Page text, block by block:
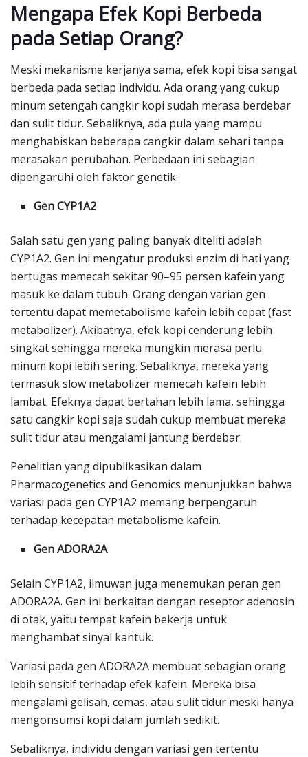
Mengapa Efek Kopi Berbeda
pada Setiap Orang?
Meski mekanisme kerjanya sama, efek kopi bisa sangat
berbeda pada setiap individu. Ada orang yang cukup
minum setengah cangkir kopi sudah merasa berdebar
dan sulit tidur. Sebaliknya, ada pula yang mampu
menghabiskan beberapa cangkir dalam sehari tanpa
merasakan perubahan. Perbedaan ini sebagian
dipengaruhi oleh faktor genetik:
Gen CYP1A2
Salah satu gen yang paling banyak diteliti adalah
CYP1A2. Gen ini mengatur produksi enzim di hati yang
bertugas memecah sekitar 90–95 persen kafein yang
masuk ke dalam tubuh. Orang dengan varian gen
tertentu dapat memetabolisme kafein lebih cepat (fast
metabolizer). Akibatnya, efek kopi cenderung lebih
singkat sehingga mereka mungkin merasa perlu
minum kopi lebih sering. Sebaliknya, mereka yang
termasuk slow metabolizer memecah kafein lebih
lambat. Efeknya dapat bertahan lebih lama, sehingga
satu cangkir kopi saja sudah cukup membuat mereka
sulit tidur atau mengalami jantung berdebar.
Penelitian yang dipublikasikan dalam
Pharmacogenetics and Genomics menunjukkan bahwa
variasi pada gen CYP1A2 memang berpengaruh
terhadap kecepatan metabolisme kafein.
Gen ADORA2A
Selain CYP1A2, ilmuwan juga menemukan peran gen
ADORA2A. Gen ini berkaitan dengan reseptor adenosin
di otak, yaitu tempat kafein bekerja untuk
menghambat sinyal kantuk.
Variasi pada gen ADORA2A membuat sebagian orang
lebih sensitif terhadap efek kafein. Mereka bisa
mengalami gelisah, cemas, atau sulit tidur meski hanya
mengonsumsi kopi dalam jumlah sedikit.
Sebaliknya, individu dengan variasi gen tertentu